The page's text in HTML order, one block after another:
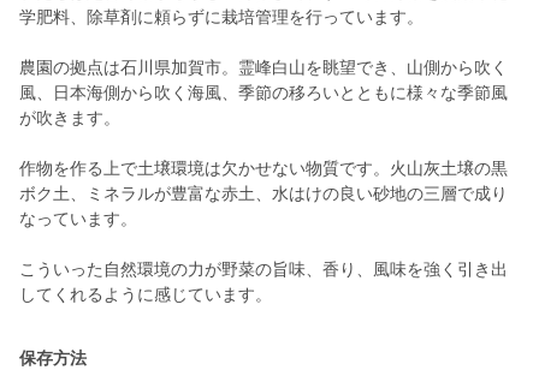
学肥料、除草剤に頼らずに栽培管理を行っています。
農園の拠点は石川県加賀市。霊峰白山を眺望でき、山側から吹く
風、日本海側から吹く海風、季節の移ろいとともに様々な季節風
が吹きます。
作物を作る上で土壌環境は欠かせない物質です。火山灰土壌の黒
ボク土、ミネラルが豊富な赤土、水はけの良い砂地の三層で成り
なっています。
こういった自然環境の力が野菜の旨味、香り、風味を強く引き出
してくれるように感じています。
保存方法